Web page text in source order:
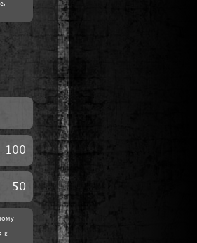
100
50
к